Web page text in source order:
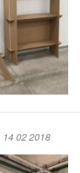
14 02 2018